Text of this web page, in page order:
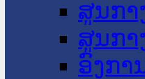
ສູນກ
ສູນກ
ອົງກ